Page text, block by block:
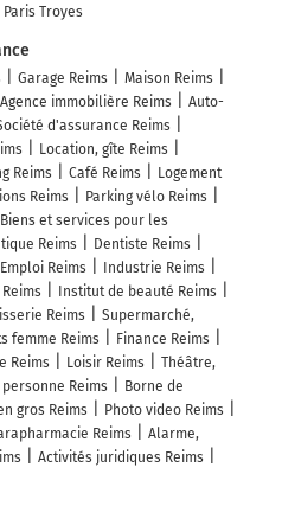
Troyes
Garage Reims
Maison Reims
Agence immobilière Reims
Auto-
d'assurance Reims
Location, gîte Reims
Reims Café Reims
Logement
Reims
Parking vélo Reims
Biens et services pour les
Reims
Dentiste Reims
Emploi Reims
Industrie Reims
Institut de beauté Reims
Reims
Supermarché,
femme Reims
Finance Reims
Reims Loisir Reims
Théâtre,
Reims
Borne de
gros Reims
Photo video Reims
Reims
Alarme,
Activités juridiques Reims